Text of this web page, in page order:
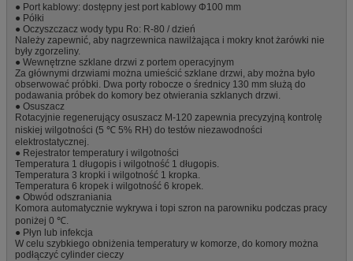
● Port kablowy: dostępny jest port kablowy Φ100 mm
● Półki
● Oczyszczacz wody typu Ro: R-80 / dzień
Należy zapewnić, aby nagrzewnica nawilżająca i mokry knot żarówki nie
były zgorzeliny.
● Wewnętrzne szklane drzwi z portem operacyjnym
Za głównymi drzwiami można umieścić szklane drzwi, aby można było
obserwować próbki. Dwa porty robocze o średnicy 130 mm służą do
podawania próbek do komory bez otwierania szklanych drzwi.
● Osuszacz
Rotacyjnie regenerujący osuszacz M-120 zapewnia precyzyjną kontrolę
niskiej wilgotności (5 ℃ 5% RH) do testów niezawodności
elektrostatycznej.
● Rejestrator temperatury i wilgotności
Temperatura 1 długopis i wilgotność 1 długopis.
Temperatura 3 kropki i wilgotność 1 kropka.
Temperatura 6 kropek i wilgotność 6 kropek.
● Obwód odszraniania
Komora automatycznie wykrywa i topi szron na parowniku podczas pracy
poniżej 0 ℃.
● Płyn lub infekcja
W celu szybkiego obniżenia temperatury w komorze, do komory można
podłączyć cylinder cieczy